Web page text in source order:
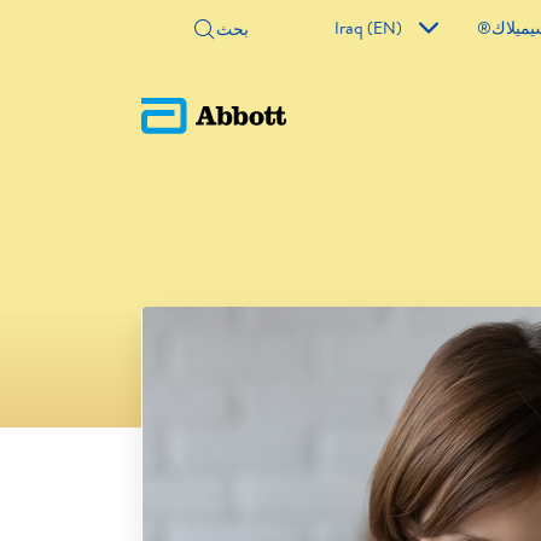
Iraq (EN)